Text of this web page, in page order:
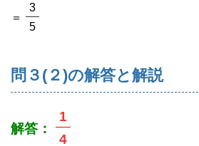
＝
3
5
問３(２)の解答と解説
解答：
1
4